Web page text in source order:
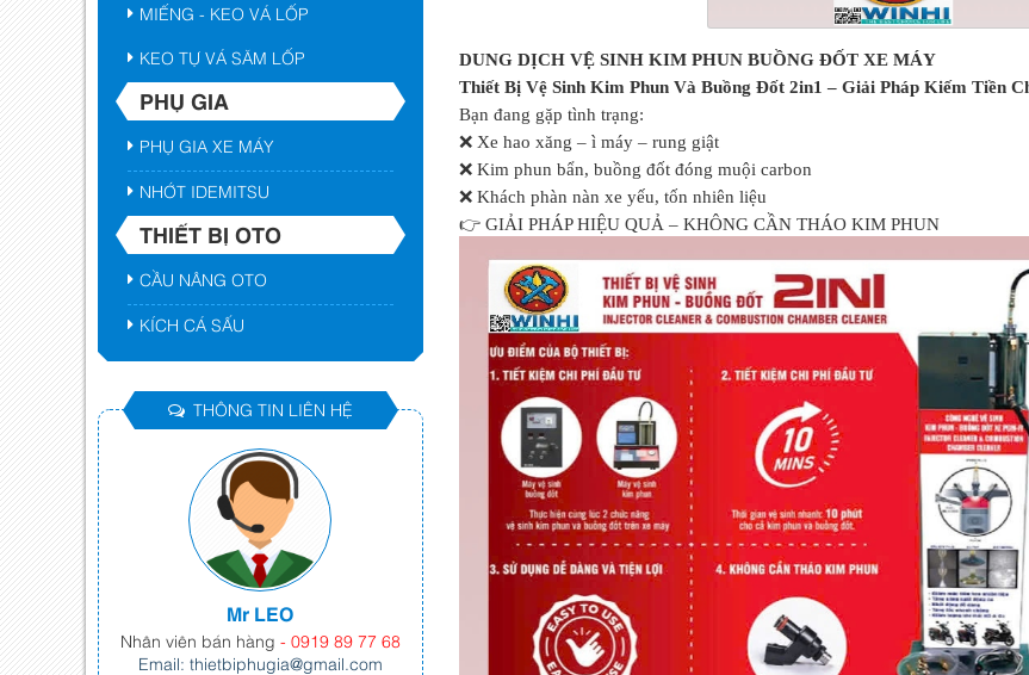
DUNG DỊCH VỆ SINH KIM PHUN BUỒNG ĐỐT XE MÁY
Thiết Bị Vệ Sinh Kim Phun Và Buồng Đốt 2in1 – Giải Pháp Kiếm Tiền
Bạn đang gặp tình trạng:
❌ Xe hao xăng – ì máy – rung giật
❌ Kim phun bẩn, buồng đốt đóng muội carbon
❌ Khách phàn nàn xe yếu, tốn nhiên liệu
👉 GIẢI PHÁP HIỆU QUẢ – KHÔNG CẦN THÁO KIM PHUN
MIẾNG - KEO VÁ LỐP
KEO TỰ VÁ SĂM LỐP
PHỤ GIA
PHỤ GIA XE MÁY
NHỚT IDEMITSU
THIẾT BỊ OTO
CẦU NÂNG OTO
KÍCH CÁ SẤU
THÔNG TIN LIÊN HỆ
Mr LEO
Nhân viên bán hàng - 0919 89 77 68
Email: thietbiphugia@gmail.com